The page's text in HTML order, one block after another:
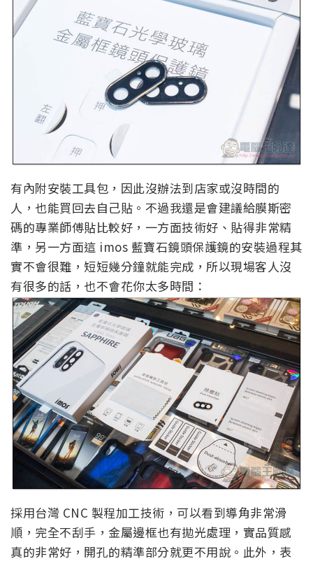
有內附安裝工具包，因此沒辦法到店家或沒時間的
人，也能買回去自己貼。不過我還是會建議給膜斯密
碼的專業師傅貼比較好，一方面技術好、貼得非常精
準，另一方面這 imos 藍寶石鏡頭保護鏡的安裝過程其
實不會很難，短短幾分鐘就能完成，所以現場客人沒
有很多的話，也不會花你太多時間：
採用台灣 CNC 製程加工技術，可以看到導角非常滑
順，完全不刮手，金屬邊框也有拋光處理，實品質感
真的非常好，開孔的精準部分就更不用說。此外，表